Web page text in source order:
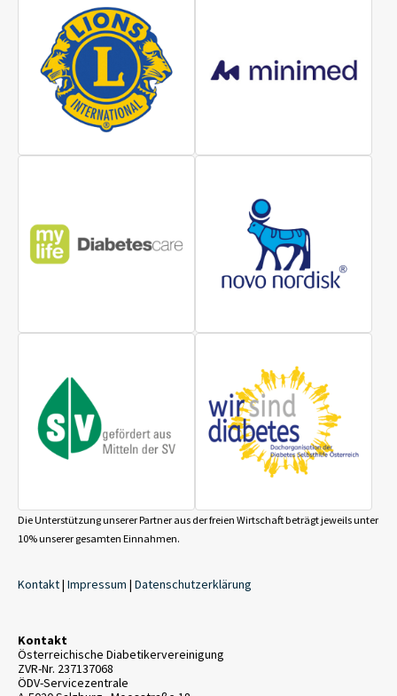
Die Unterstützung unserer Partner aus der freien Wirtschaft beträgt jeweils unter
10% unserer gesamten Einnahmen.
Kontakt| Impressum | Datenschutzerklärung
Kontakt
Österreichische Diabetikervereinigung
ZVR-Nr. 237137068
ÖDV-Servicezentrale